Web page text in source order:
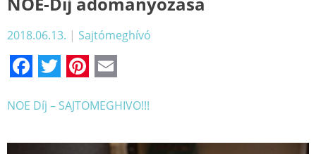
2018.06.13. | Sajtómeghívó
Facebook
TwitterPinterest
NOE Díj – SAJTOMEGHIVO!!!